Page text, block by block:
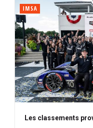
IMSA
Les classements